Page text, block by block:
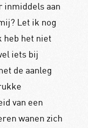
inmiddels aan
Let ik nog
heb het niet
iets bij
de aanleg
van een
wanen zich